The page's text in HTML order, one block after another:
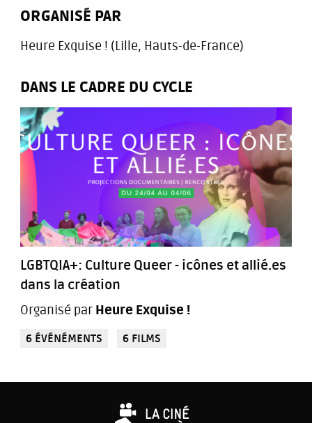
ORGANISÉ PAR
Heure Exquise ! (Lille, Hauts-de-France)
DANS LE CADRE DU CYCLE
LGBTQIA+: Culture Queer - icônes et allié.es
dans la création
Organisé par Heure Exquise !
6 ÉVÉNÉMENTS 6 FILMS